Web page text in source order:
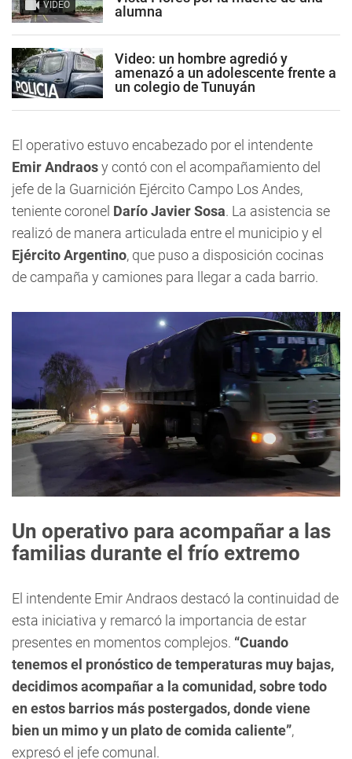
VIDEO
alumna
Video: un hombre agredió y
amenazó a un adolescente frente a
un colegio de Tunuyán
El operativo estuvo encabezado por el intendente
Emir Andraosy contó con el acompañamiento del
jefe de la Guarnición Ejército Campo Los Andes,
teniente coronel Darío Javier Sosa. La asistencia se
realizó de manera articulada entre el municipio y el
Ejército Argentino, que puso a disposición cocinas
de campaña y camiones para llegar a cada barrio.
Un operativo para acompañar a las
familias durante el frío extremo
El intendente Emir Andraos destacó la continuidad de
esta iniciativa y remarcó la importancia de estar
presentes en momentos complejos. “Cuando
tenemos el pronóstico de temperaturas muy bajas,
decidimos acompañar a la comunidad, sobre todo
en estos barrios más postergados, donde viene
bien un mimo y un plato de comida caliente”,
expresó el jefe comunal.